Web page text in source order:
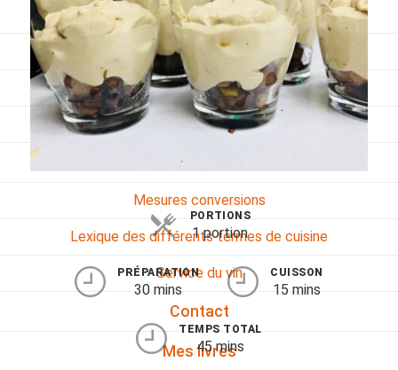
Sans sel
Sauces et accompagnements
Végétarien
Viandes
Pratique
Mesures conversions
Lexique des différents termes de cuisine
Service du vin
Contact
Mes livres
PORTIONS
1 portion
PRÉPARATION
30 mins
CUISSON
15 mins
TEMPS TOTAL
45 mins